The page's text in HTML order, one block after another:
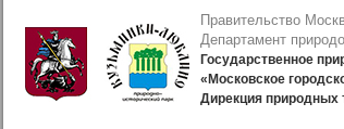
Правительство
Департамент
Государственное
«Московское
Дирекция природных